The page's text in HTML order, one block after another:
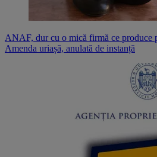
ANAF, dur cu o mică firmă ce produce
Amenda uriașă, anulată de instanță